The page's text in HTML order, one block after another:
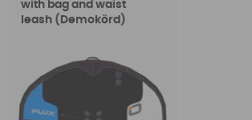
with bag and waist
leash (Demokörd)